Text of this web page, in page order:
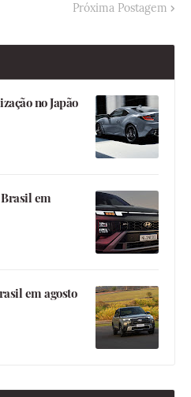
Próxima Postagem
no Japão
em
em agosto